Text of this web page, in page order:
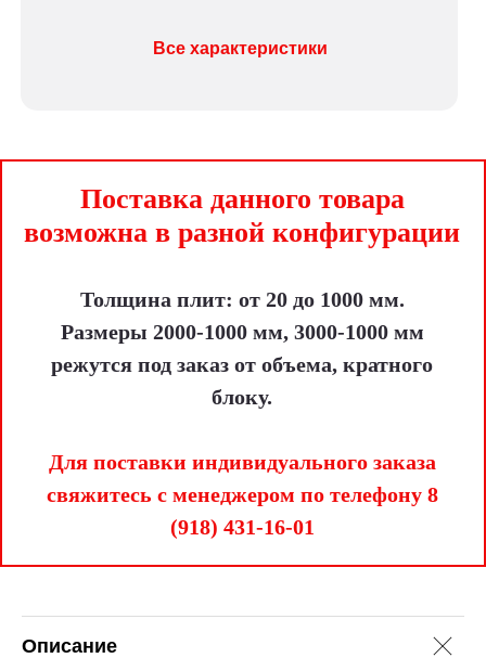
Все характеристики
Поставка данного товара
возможна в разной конфигурации
Толщина плит: от 20 до 1000 мм.
Размеры 2000-1000 мм, 3000-1000 мм
режутся под заказ от объема, кратного
блоку.
Для поставки индивидуального заказа
свяжитесь с менеджером по телефону 8
(918) 431-16-01
Описание